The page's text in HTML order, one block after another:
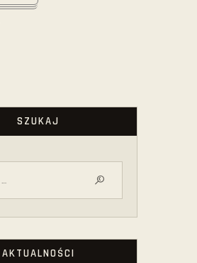
SZUKAJ
AKTUALNOŚCI